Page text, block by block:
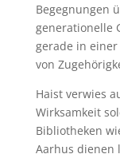
Begegnungen
generationelle
gerade in
von
Haist verwies
Wirksamkeit
Bibliotheken
Aarhus dienen